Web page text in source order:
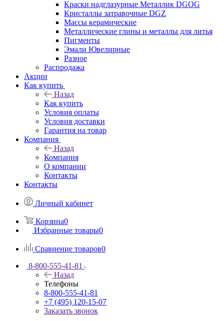
Краски надглазурные Металлик DGOG
Кристаллы затравочные DGZ
Массы керамические
Металлические глины и металлы для литья
Пигменты
Эмали Ювелирные
Разное
Распродажа
Акции
Как купить
Назад
Как купить
Условия оплаты
Условия доставки
Гарантия на товар
Компания
Назад
Компания
О компании
Контакты
Контакты
Личный кабинет
Корзина0
Избранные товары0
Сравнение товаров0
8-800-555-41-81
Назад
Телефоны
8-800-555-41-81
+7 (495) 120-15-07
Заказать звонок